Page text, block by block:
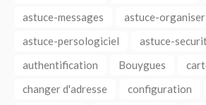
astuce-messages
astuce-organiser
astuce-persologiciel
astuce-
authentification
Bouygues
changer d'adresse
configuration